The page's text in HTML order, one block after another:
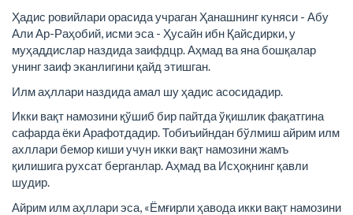
Ҳадис ровийлари орасида учраган Ҳанашнинг куняси - Абу
Али Ар-Раҳобий, исми эса - Ҳусайн ибн Қайсдирки, у
муҳаддислар наздида заифдцр. Аҳмад ва яна бошқалар
унинг заиф эканлигини қайд этишган.
Илм аҳллари наздида амал шу ҳадис асосидадир.
Икки вақт намозини қўшиб бир пайтда ўқишлик фақатгина
сафарда ёки Арафотдадир. Тобиъийндан бўлмиш айрим илм
ахллари бемор киши учун икки вақт намозини жамъ
қилишига рухсат берганлар. Аҳмад ва Исҳоқнинг қавли
шудир.
Айрим илм аҳллари эса, «Ёмғирли ҳавода икки вақт намозини